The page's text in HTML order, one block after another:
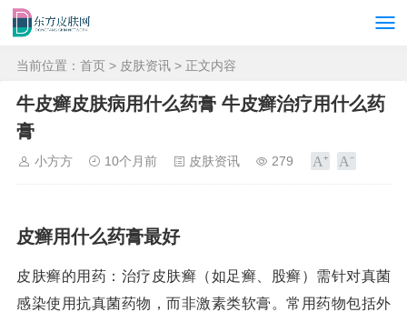
当前位置： 首页 > 皮肤资讯 > 正文内容
牛皮癣皮肤病用什么药膏 牛皮癣治疗用什么药
膏
小方方 10个月前 皮肤资讯 279
皮癣用什么药膏最好
皮肤癣的用药：治疗皮肤癣（如足癣、股癣）需针对真菌
感染使用抗真菌药物，而非激素类软膏。常用药物包括外